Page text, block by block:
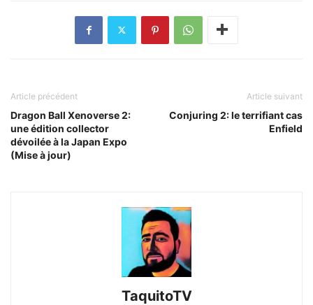
Article précédent
Dragon Ball Xenoverse 2:
une édition collector
dévoilée à la Japan Expo
(Mise à jour)
Article suivant
Conjuring 2: le terrifiant cas
Enfield
TaquitoTV